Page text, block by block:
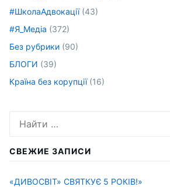
#ШколаАдвокації(43)
#Я_Медіа (372)
Без рубрики (90)
БЛОГИ (39)
Країна без корупції(16)
СВЕЖИЕ ЗАПИСИ
«ДИВОСВІТ» СВЯТКУЄ 5 РОКІВ!»